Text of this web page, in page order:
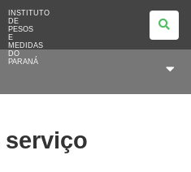
INSTITUTO
DE
PESOS
E
MEDIDAS
DO
PARANÁ